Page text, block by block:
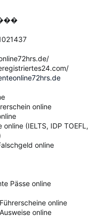
online
(IELTS, IDP TOEFL,
online
Pässe online
online
online